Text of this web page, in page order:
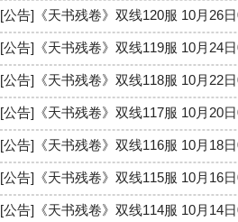
[公告]《天书残卷》双线120服 10月26
[公告]《天书残卷》双线119服 10月24
[公告]《天书残卷》双线118服 10月22
[公告]《天书残卷》双线117服 10月20
[公告]《天书残卷》双线116服 10月18
[公告]《天书残卷》双线115服 10月16
[公告]《天书残卷》双线114服 10月14